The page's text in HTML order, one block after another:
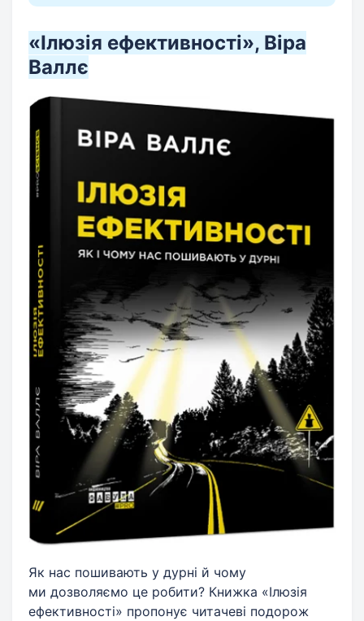
«Ілюзія ефективності», Віра
Валлє
Як нас пошивають у дурні й чому
ми дозволяємо це робити? Книжка «Ілюзія
ефективності» пропонує читачеві подорож